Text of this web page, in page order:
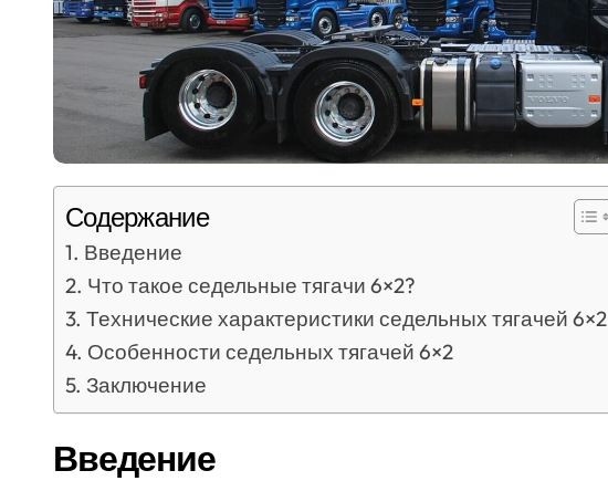
Содержание
Введение
Что такое седельные тягачи 6×2?
Технические характеристики седельных тягачей 6×2
Особенности седельных тягачей 6×2
Заключение
Введение